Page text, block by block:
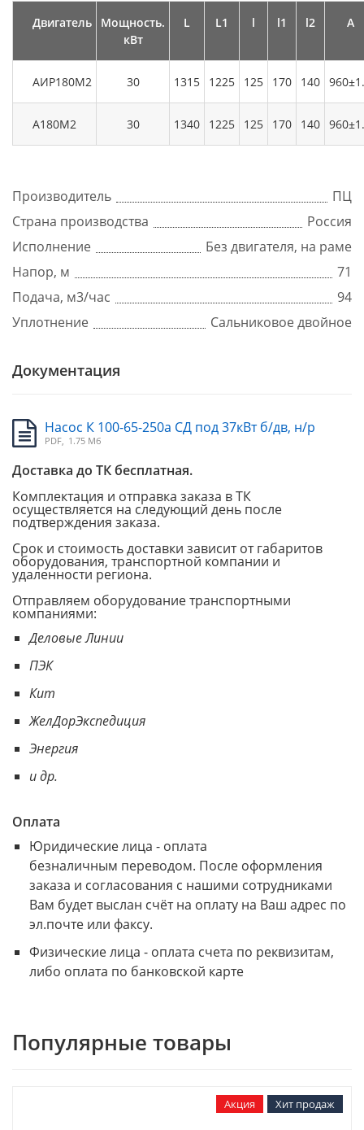
Двигатель
Мощность.
кВт
L L1 l l1 l2 А
АИР180М2 30 1315 1225 125 170 140
А180М2 30 1340 1225 125 170 140
Производитель
ПЦ
Страна производства
Россия
Исполнение
Без двигателя, на раме
Напор, м
71
Подача, м3/час
94
Уплотнение
Сальниковое двойное
Документация
Насос К 100-65-250а СД под 37кВт б/дв, н/р
PDF, 1.75 Мб
Доставка до ТК бесплатная.
Комплектация и отправка заказа в ТК
осуществляется на следующий день после
подтверждения заказа.
Срок и стоимость доставки зависит от габаритов
оборудования, транспортной компании и
удаленности региона.
Отправляем оборудование транспортными
компаниями:
Деловые Линии
ПЭК
Кит
ЖелДорЭкспедиция
Энергия
и др.
Оплата
Юридические лица - оплата
безналичным переводом. После оформления
заказа и согласования с нашими сотрудниками
Вам будет выслан счёт на оплату на Ваш адрес по
эл.почте или факсу.
Физические лица - оплата счета по реквизитам,
либо оплата по банковской карте
Популярные товары
Акция Хит продаж